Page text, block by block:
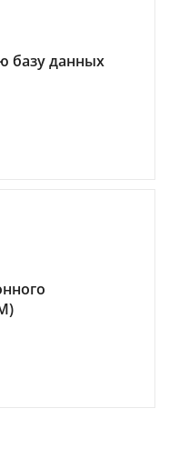
базу данных